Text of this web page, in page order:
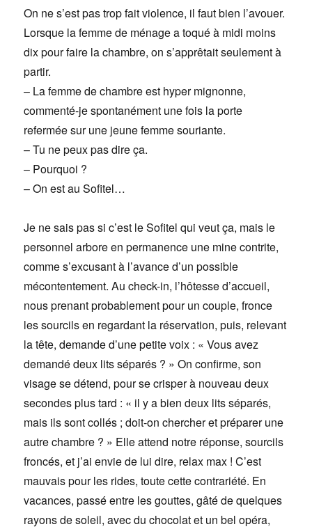
On ne s’est pas trop fait violence, il faut bien l’avouer.
Lorsque la femme de ménage a toqué à midi moins
dix pour faire la chambre, on s’apprêtait seulement à
partir.
– La femme de chambre est hyper mignonne,
commenté-je spontanément une fois la porte
refermée sur une jeune femme souriante.
– Tu ne peux pas dire ça.
– Pourquoi ?
– On est au Sofitel…
Je ne sais pas si c’est le Sofitel qui veut ça, mais le
personnel arbore en permanence une mine contrite,
comme s’excusant à l’avance d’un possible
mécontentement. Au check-in, l’hôtesse d’accueil,
nous prenant probablement pour un couple, fronce
les sourcils en regardant la réservation, puis, relevant
la tête, demande d’une petite voix : « Vous avez
demandé deux lits séparés ? » On confirme, son
visage se détend, pour se crisper à nouveau deux
secondes plus tard : « il y a bien deux lits séparés,
mais ils sont collés ; doit-on chercher et préparer une
autre chambre ? » Elle attend notre réponse, sourcils
froncés, et j’ai envie de lui dire, relax max ! C’est
mauvais pour les rides, toute cette contrariété. En
vacances, passé entre les gouttes, gâté de quelques
rayons de soleil, avec du chocolat et un bel opéra,